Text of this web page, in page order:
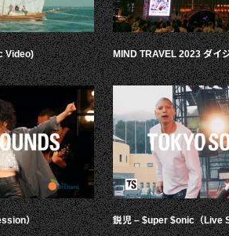
Video)
）
MIND TRAVEL 2023 ダイ
鋭児 – $uper $onic（Live